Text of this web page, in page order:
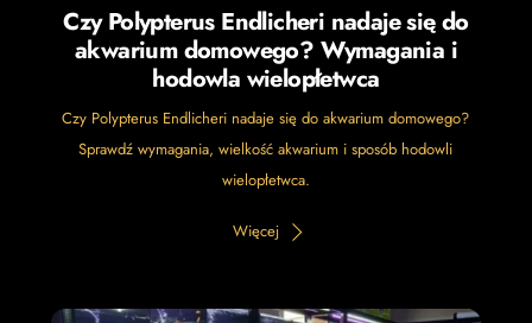
Czy Polypterus Endlicheri nadaje się do
akwarium domowego? Wymagania i
hodowla wielopłetwca
Czy Polypterus Endlicheri nadaje się do akwarium domowego?
Sprawdź wymagania, wielkość akwarium i sposób hodowli
wielopłetwca.
Więcej